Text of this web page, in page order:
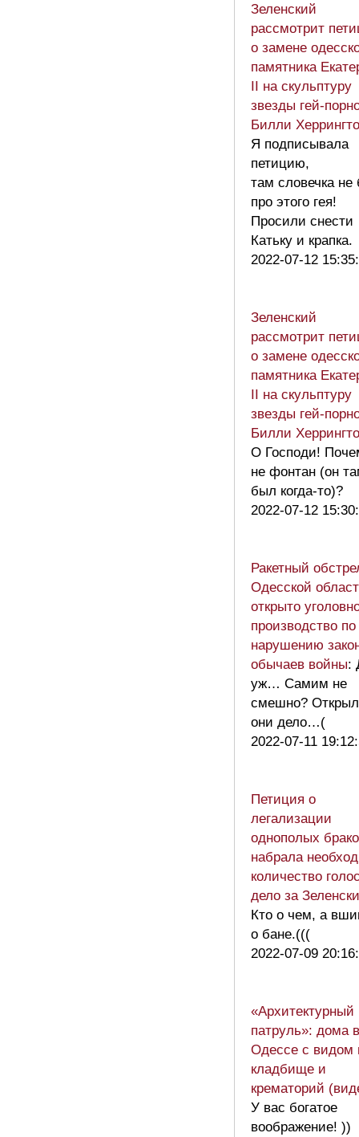
Зеленский
рассмотрит
о замене
памятника
II на скульптуру
звезды гей-
Билли
Я подписывала
петицию,
там словечка не
про этого гея!
Просили снести
Катьку и
2022-07-12
Зеленский
рассмотрит
о замене
памятника
II на скульптуру
звезды гей-
Билли
О Господи!
не фонтан (он
был когда-то)?
2022-07-12
Ракетный
Одесской
открыто
производство по
нарушению
обычаев войны:
уж… Самим не
смешно?
они дело…(
2022-07-11
Петиция о
легализации
однополых
набрала
количество
дело за
Кто о чем, а
о бане.(((
2022-07-09
«Архитектурный
патруль»: дома в
Одессе с видом
кладбище и
крематорий
У вас богатое
воображение! ))